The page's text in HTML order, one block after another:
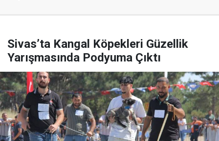
Sivas’ta Kangal Köpekleri Güzellik
Yarışmasında Podyuma Çıktı